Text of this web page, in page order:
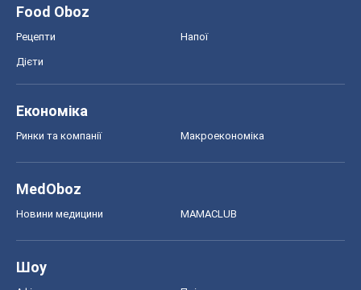
Food Oboz
Рецепти Напої
Дієти
Економіка
Ринки та компанії Макроекономіка
MedOboz
Новини медицини MAMACLUB
Шоу